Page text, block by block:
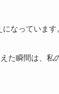
なっています。
た瞬間は、私